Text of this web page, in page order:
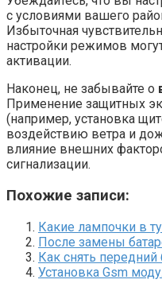
с условиями вашего
Избыточная
настройки режимов
активации.
Наконец, не забывайте о
Применение защитных
(например, установка
воздействию ветра и
влияние внешних
сигнализации.
Похожие записи:
Какие лампочки в
После замены
Как снять
Установка Gsm